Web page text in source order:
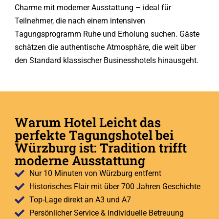
Charme mit moderner Ausstattung – ideal für
Teilnehmer, die nach einem intensiven
Tagungsprogramm Ruhe und Erholung suchen. Gäste
schätzen die authentische Atmosphäre, die weit über
den Standard klassischer Businesshotels hinausgeht.
Warum Hotel Leicht das
perfekte Tagungshotel bei
Würzburg ist: Tradition trifft
moderne Ausstattung
Nur 10 Minuten von Würzburg entfernt
Historisches Flair mit über 700 Jahren Geschichte
Top-Lage direkt an A3 und A7
Persönlicher Service & individuelle Betreuung